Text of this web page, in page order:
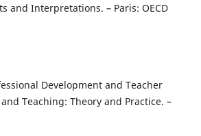
and Interpretations. – Paris: OECD
Development and Teacher
Teaching: Theory and Practice. –